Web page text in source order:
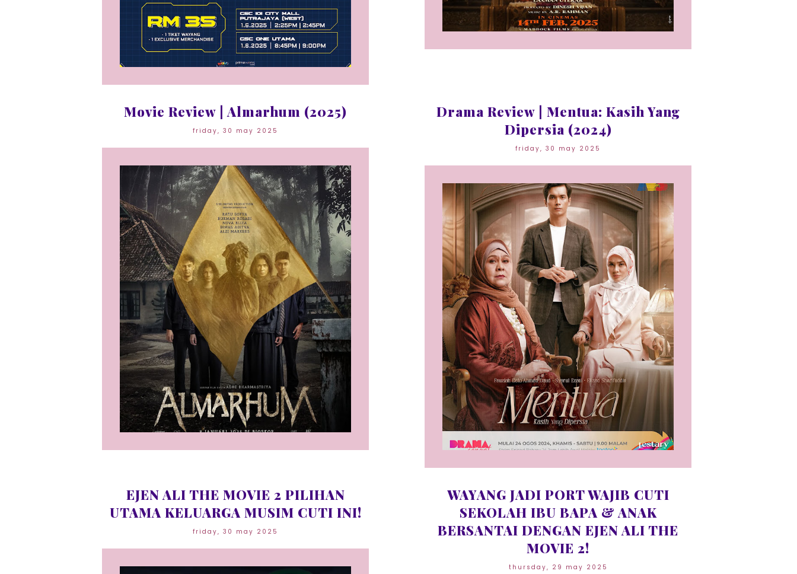
Movie Review | Almarhum (2025)
friday, 30 may 2025
Drama Review | Mentua: Kasih Yang
Dipersia (2024)
friday, 30 may 2025
EJEN ALI THE MOVIE 2 PILIHAN
UTAMA KELUARGA MUSIM CUTI INI!
friday, 30 may 2025
WAYANG JADI PORT WAJIB CUTI
SEKOLAH IBU BAPA & ANAK
BERSANTAI DENGAN EJEN ALI THE
MOVIE 2!
thursday, 29 may 2025